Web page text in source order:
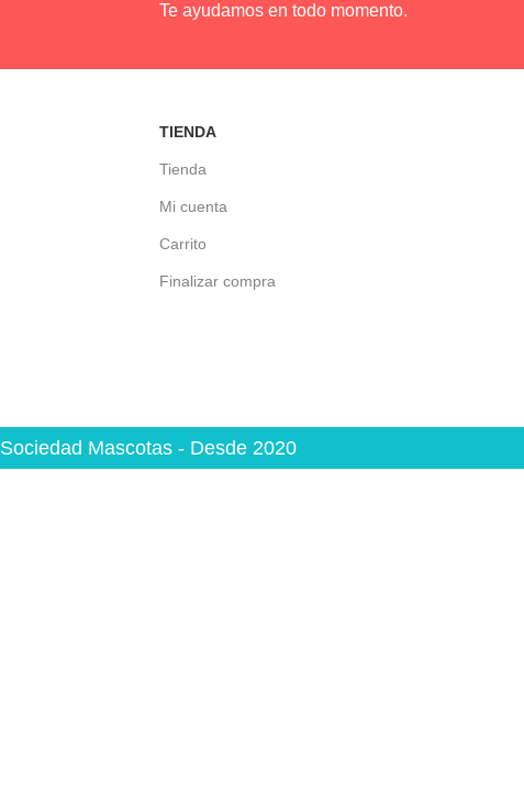
Te ayudamos en todo momento.
TIENDA
Tienda
Mi cuenta
Carrito
Finalizar compra
Sociedad Mascotas - Desde 2020